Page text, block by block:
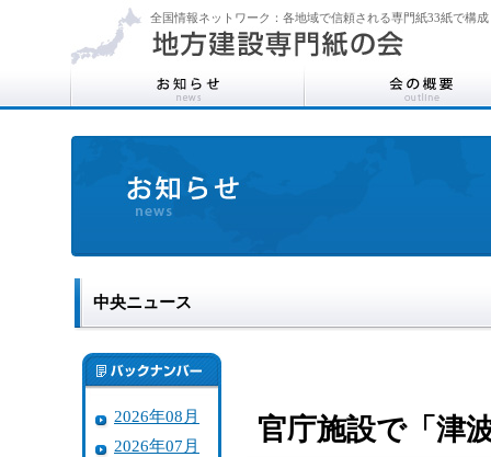
全国情報ネットワーク：各地域で信頼される専門紙33紙で構成
中央ニュース
2026年08月
2026年07月
官庁施設で「津